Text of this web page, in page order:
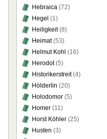
Hebraica (72)
Hegel (1)
Heiligkeit(8)
Heimat(53)
Helmut Kohl (16)
Herodot(5)
Historikerstreit(4)
Hölderlin (20)
Holodomor (5)
Homer (11)
Horst Köhler (25)
Husten (3)